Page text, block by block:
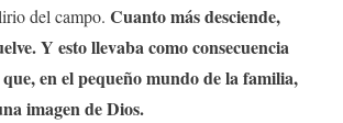
del campo. Cuanto más desciende,
Y esto llevaba como consecuencia
en el pequeño mundo de la familia,
imagen de Dios.